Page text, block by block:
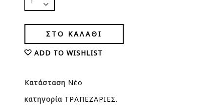
ΣΤΟ ΚΑΛΆΘΙ
ADD TO WISHLIST
Κατάσταση Νέο
κατηγορία ΤΡΑΠΕΖΑΡΙΕΣ